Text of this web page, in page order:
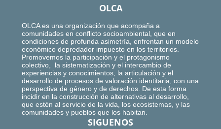
OLCA
OLCA es una organización que acompaña a
comunidades en conflicto socioambiental, que en
condiciones de profunda asimetría, enfrentan un modelo
económico depredador impuesto en los territorios.
Promovemos la participación y el protagonismo
colectivo, la sistematización y el intercambio de
experiencias y conocimientos, la articulación y el
desarrollo de procesos de valoración identitaria, con una
perspectiva de género y de derechos. De esta forma
incidir en la construcción de alternativas al desarrollo,
que estén al servicio de la vida, los ecosistemas, y las
comunidades y pueblos que los habitan.
SIGUENOS